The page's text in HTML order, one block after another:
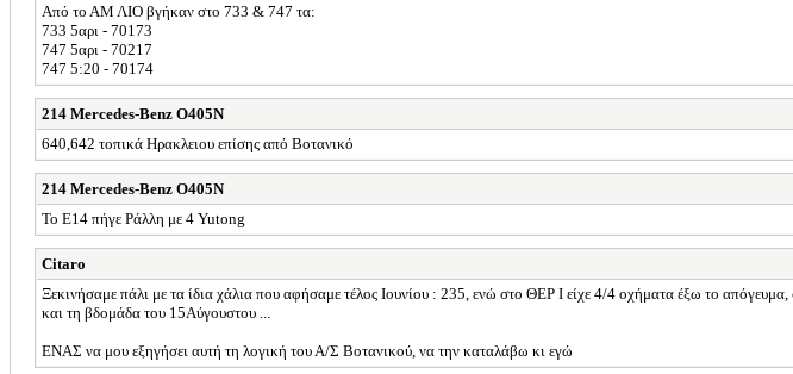
Από το ΑΜ ΛΙΟ βγήκαν στο 733 & 747 τα:
733 5αρι - 70173
747 5αρι - 70217
747 5:20 - 70174
214 Mercedes-Benz O405N
640,642 τοπικά Ηρακλειου επίσης από Βοτανικό
214 Mercedes-Benz O405N
Το Ε14 πήγε Ράλλη με 4 Yutong
Citaro
Ξεκινήσαμε πάλι με τα ίδια χάλια που αφήσαμε τέλος Ιουνίου : 235, ενώ στο ΘΕΡ Ι είχε 4/4 οχήματα έξω το
και τη βδομάδα του 15Αύγουστου ...
ΕΝΑΣ να μου εξηγήσει αυτή τη λογική του Α/Σ Βοτανικού, να την καταλάβω κι εγώ